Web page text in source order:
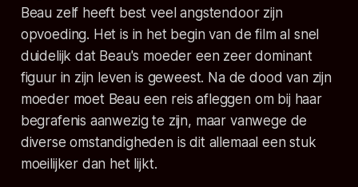
Beau zelf heeft best veel angstendoor zijn
opvoeding. Het is in het begin van de film al snel
duidelijk dat Beau's moeder een zeer dominant
figuur in zijn leven is geweest. Na de dood van zijn
moeder moet Beau een reis afleggen om bij haar
begrafenis aanwezig te zijn, maar vanwege de
diverse omstandigheden is dit allemaal een stuk
moeilijker dan het lijkt.